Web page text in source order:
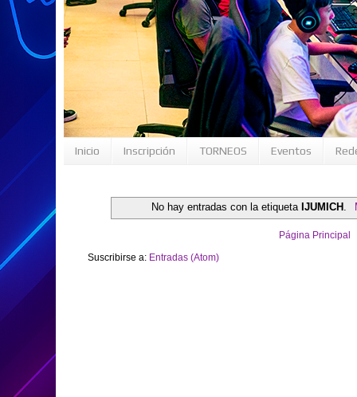
Inicio Inscripción TORNEOS Eventos
No hay entradas con la etiquetaIJUMICH
Página Principal
Suscribirse a: Entradas (Atom)